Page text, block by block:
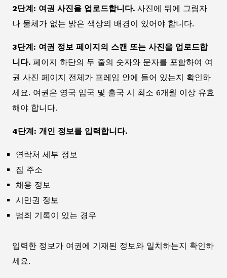
2단계: 여권 사진을 업로드합니다. 사진에 뒤에 그림자
나 물체가 없는 밝은 색상의 배경이 있어야 합니다.
3단계: 여권 정보 페이지의 스캔 또는 사진을 업로드합
니다. 페이지 하단의 두 줄의 숫자와 문자를 포함하여 여
권 사진 페이지 전체가 프레임 안에 들어 있는지 확인하
세요. 여권은 영국 입국 및 출국 시 최소 6개월 이상 유효
해야 합니다.
4단계: 개인 정보를 입력합니다.
연락처 세부 정보
집 주소
채용 정보
시민권 정보
범죄 기록이 있는 경우
입력한 정보가 여권에 기재된 정보와 일치하는지 확인하
세요.